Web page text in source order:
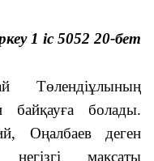
1 іс 5052 20-бет
Төлендіұлының
болады.
Оңалбаев деген
негізгі мақсаты